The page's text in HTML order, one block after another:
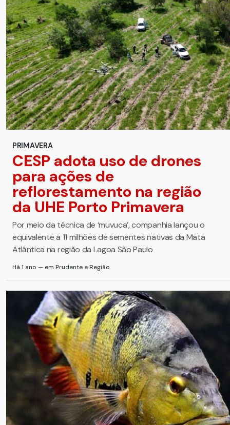
PRIMAVERA
CESP adota uso de drones
para ações de
reflorestamento na região
da UHE Porto Primavera
Por meio da técnica de ‘muvuca’, companhia lançou o
equivalente a 11 milhões de sementes nativas da Mata
Atlântica na região da Lagoa São Paulo
Há 1 ano — em Prudente e Região